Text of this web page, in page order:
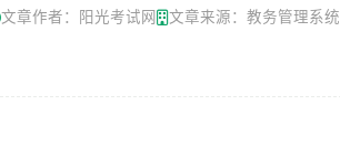
文章作者：阳光考试网
文章来源：教务管理系统